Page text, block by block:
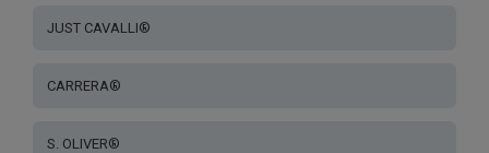
JUST CAVALLI®
CARRERA®
S. OLIVER®